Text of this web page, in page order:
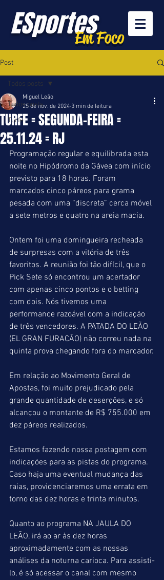
ESportesEm Foco
Post
Todos posts
Turfe
Todos posts
TURFE = SEGUNDA-FEIRA =
25.11.24 = RJ
Miguel Leão
25 de nov. de 2024 3 min de leitura
Programação regular e equilibrada esta
noite no Hipódromo da Gávea com início
previsto para 18 horas. Foram
marcados cinco páreos para grama
pesada com uma “discreta” cerca móvel
a sete metros e quatro na areia macia.
Ontem foi uma domingueira recheada
de surpresas com a vitória de três
favoritos. A reunião foi tão difícil, que o
Pick Sete só encontrou um acertador
com apenas cinco pontos e o betting
com dois. Nós tivemos uma
performance razoável com a indicação
de três vencedores. A PATADA DO LEÃO
(EL GRAN FURACÃO) não correu nada na
quinta prova chegando fora do marcador.
Em relação ao Movimento Geral de
Apostas, foi muito prejudicado pela
grande quantidade de deserções, e só
alcançou o montante de R$ 755.000 em
dez páreos realizados.
Estamos fazendo nossa postagem com
indicações para as pistas do programa.
Caso haja uma eventual mudança das
raias, providenciaremos uma errata em
torno das dez horas e trinta minutos.
Quanto ao programa NA JAULA DO
LEÃO, irá ao ar às dez horas
aproximadamente com as nossas
análises da noturna carioca. Para assisti-
lo, é só acessar o canal com mesmo